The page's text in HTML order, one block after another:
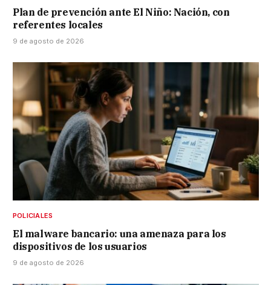
Plan de prevención ante El Niño: Nación, con
referentes locales
9 de agosto de 2026
POLICIALES
El malware bancario: una amenaza para los
dispositivos de los usuarios
9 de agosto de 2026